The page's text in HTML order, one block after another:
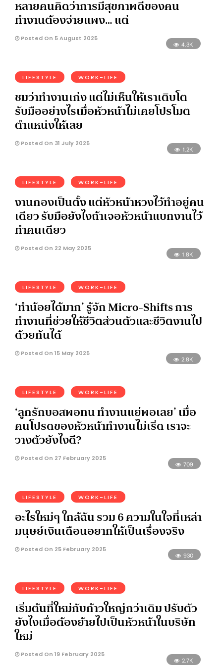
หลายคนคิดว่าการมีสุขภาพดีของคน
ทำงานต้องจ่ายแพง… แต่
Posted On 5 August 2025
4.3K
LIFESTYLE WORK-LIFE
ชมว่าทำงานเก่ง แต่ไม่เห็นให้เราเติบโต
รับมืออย่างไรเมื่อหัวหน้าไม่เคยโปรโมต
ตำแหน่งให้เลย
Posted On 31 July 2025
1.2K
LIFESTYLE WORK-LIFE
งานกองเป็นตั้ง แต่หัวหน้าหวงไว้ทำอยู่คน
เดียว รับมือยังไงถ้าเจอหัวหน้าแบกงานไว้
ทำคนเดียว
Posted On 22 May 2025
1.8K
LIFESTYLE WORK-LIFE
‘ทำน้อยได้มาก’ รู้จัก Micro-Shifts การ
ทำงานที่ช่วยให้ชีวิตส่วนตัวและชีวิตงานไป
ด้วยกันได้
Posted On 15 May 2025
2.8K
LIFESTYLE WORK-LIFE
‘ลูกรักบอสพอทน ทำงานแย่พอเลย’ เมื่อ
คนโปรดของหัวหน้าทำงานไม่เริ่ด เราจะ
วางตัวยังไงดี?
Posted On 27 February 2025
709
LIFESTYLE WORK-LIFE
อะไรใหม่ๆ ใกล้ฉัน รวม 6 ความในใจที่เหล่า
มนุษย์เงินเดือนอยากให้เป็นเรื่องจริง
Posted On 25 February 2025
930
LIFESTYLE WORK-LIFE
เริ่มต้นที่ใหม่กับก้าวใหญ่กว่าเดิม ปรับตัว
ยังไงเมื่อต้องย้ายไปเป็นหัวหน้าในบริษัท
ใหม่
Posted On 19 February 2025
2.7K